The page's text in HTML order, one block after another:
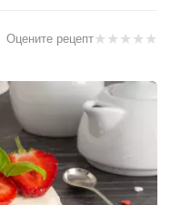
★★★★★
Оцените рецепт